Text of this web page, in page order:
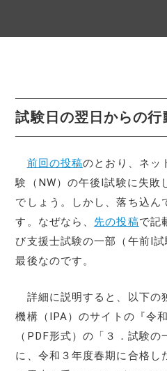
試験日の翌日からの行
前回の投稿のとおり、ネッ
験（NW）の午後Ⅰ試験に失敗
でしょう。しかし、落ち込ん
す。なぜなら、 先の投稿で記
び支援士試験の一部（午前Ⅰ
最後なのです。
詳細に説明すると、以下の
機構（IPA）のサイトの『令
（PDF形式）の「３．試験の
に、令和３年度春期に合格し